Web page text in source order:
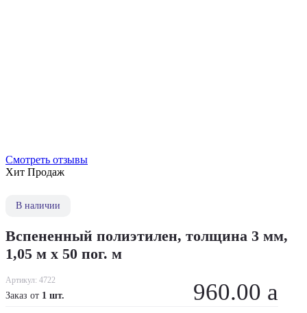
Смотреть отзывы
Хит Продаж
В наличии
Вспененный полиэтилен, толщина 3 мм,
1,05 м х 50 пог. м
Артикул: 4722
Заказ от 1 шт. 960.00 a